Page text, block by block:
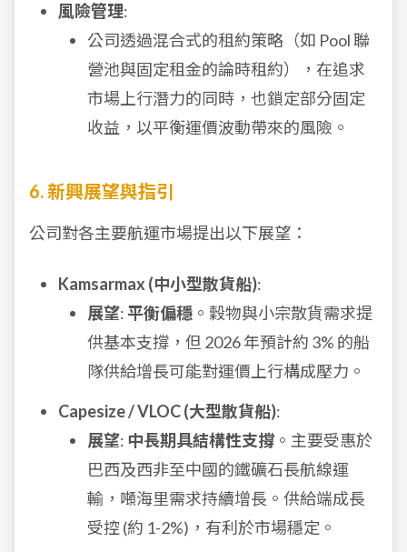
風險管理:
公司透過混合式的租約策略（如 Pool 聯
營池與固定租金的論時租約），在追求
市場上行潛力的同時，也鎖定部分固定
收益，以平衡運價波動帶來的風險。
6. 新興展望與指引
公司對各主要航運市場提出以下展望：
Kamsarmax (中小型散貨船):
展望: 平衡偏穩 。穀物與小宗散貨需求提
供基本支撐，但 2026 年預計約 3% 的船
隊供給增長可能對運價上行構成壓力。
Capesize / VLOC (大型散貨船):
展望: 中長期具結構性支撐 。主要受惠於
巴西及西非至中國的鐵礦石長航線運
輸，噸海里需求持續增長。供給端成長
受控 (約 1-2%)，有利於市場穩定。